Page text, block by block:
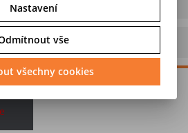
Nastavení
vše
všechny cookies